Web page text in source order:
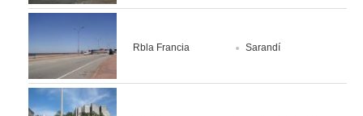
Rbla Francia Sarandí